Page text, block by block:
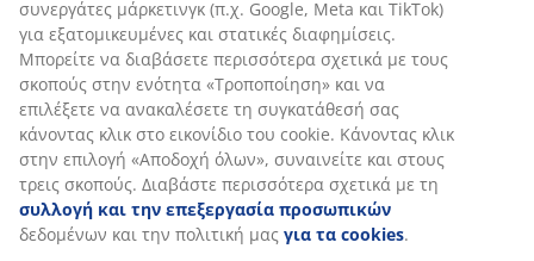
συνεργάτες μάρκετινγκ (π.χ. Google, Meta και TikTok)
για εξατομικευμένες και στατικές διαφημίσεις.
Μπορείτε να διαβάσετε περισσότερα σχετικά με τους
σκοπούς στην ενότητα «Τροποποίηση» και να
επιλέξετε να ανακαλέσετε τη συγκατάθεσή σας
κάνοντας κλικ στο εικονίδιο του cookie. Κάνοντας κλικ
στην επιλογή «Αποδοχή όλων», συναινείτε και στους
τρεις σκοπούς. Διαβάστε περισσότερα σχετικά με τη
συλλογή και την επεξεργασία προσωπικών
δεδομένων και την πολιτική μας για τα cookies.